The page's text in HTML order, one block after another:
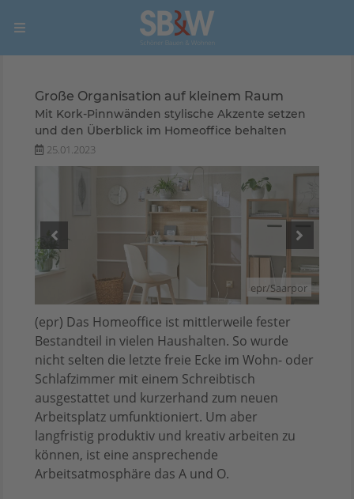
Große Organisation auf kleinem Raum
Mit Kork-Pinnwänden stylische Akzente setzen
und den Überblick im Homeoffice behalten
25.01.2023
epr/Saarpor
(epr) Das Homeoffice ist mittlerweile fester
Bestandteil in vielen Haushalten. So wurde
nicht selten die letzte freie Ecke im Wohn- oder
Schlafzimmer mit einem Schreibtisch
ausgestattet und kurzerhand zum neuen
Arbeitsplatz umfunktioniert. Um aber
langfristig produktiv und kreativ arbeiten zu
können, ist eine ansprechende
Arbeitsatmosphäre das A und O.